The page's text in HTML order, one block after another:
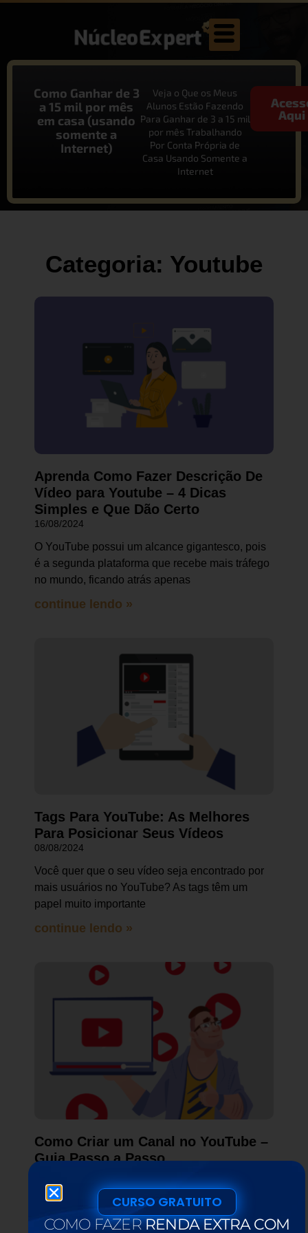
Como Ganhar de 3
a 15 mil por mês
em casa (usando
somente a
Internet)
Veja o Que os Meus
Alunos Estão Fazendo
Para Ganhar de 3 a 15 mil
por mês Trabalhando
Por Conta Própria de
Casa Usando Somente a
Internet
Aqui
Categoria: Youtube
Aprenda Como Fazer Descrição De
Vídeo para Youtube – 4 Dicas
Simples e Que Dão Certo
16/08/2024
O YouTube possui um alcance gigantesco, pois
é a segunda plataforma que recebe mais tráfego
no mundo, ficando atrás apenas
continue lendo »
Tags Para YouTube: As Melhores
Para Posicionar Seus Vídeos
08/08/2024
Você quer que o seu vídeo seja encontrado por
mais usuários no YouTube? As tags têm um
papel muito importante
continue lendo »
Como Criar um Canal no YouTube –
Guia Passo a Passo
Quer aprender como criar um canal no
YouTube para ganhar dinheiro com o seu
negócio online? Ganhar dinheiro com um canal
CURSO GRATUITO
COMO FAZERRENDA EXTRA COM